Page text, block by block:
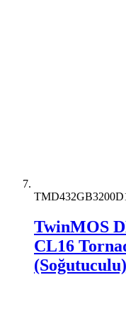
TwinMOS
CL16
(Soğutuculu)